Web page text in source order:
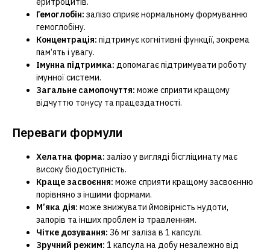
Гемоглобін: залізо сприяє нормальному формуванню
гемоглобіну.
Концентрація: підтримує когнітивні функції, зокрема
пам’ять і увагу.
Імунна підтримка: допомагає підтримувати роботу
імунної системи.
Загальне самопочуття: може сприяти кращому
відчуттю тонусу та працездатності.
Переваги формули
Хелатна форма: залізо у вигляді бісгліцинату має
високу біодоступність.
Краще засвоєння: може сприяти кращому засвоєнню
порівняно з іншими формами.
М’яка дія: може знижувати ймовірність нудоти,
запорів та інших проблем із травленням.
Чітке дозування: 36 мг заліза в 1 капсулі.
Зручний режим: 1 капсула на добу незалежно від